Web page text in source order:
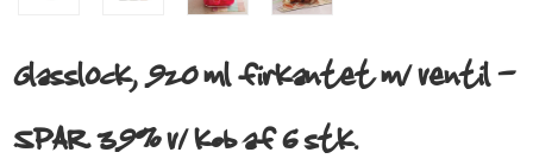
Glasslock, 920 ml firkantet m/ ventil -
SPAR 39% v/ køb af 6 stk.